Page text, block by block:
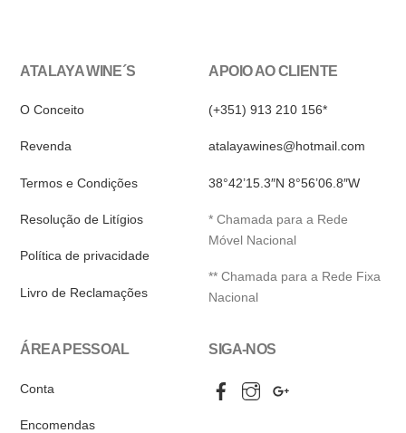
ATALAYA WINE´S
O Conceito
Revenda
Termos e Condições
Resolução de Litígios
Política de privacidade
Livro de Reclamações
APOIO AO CLIENTE
(+351) 913 210 156*
atalayawines@hotmail.com
38°42’15.3″N 8°56’06.8″W
* Chamada para a Rede
Móvel Nacional
** Chamada para a Rede Fixa
Nacional
ÁREA PESSOAL
Conta
Encomendas
SIGA-NOS
FacebookInstagram